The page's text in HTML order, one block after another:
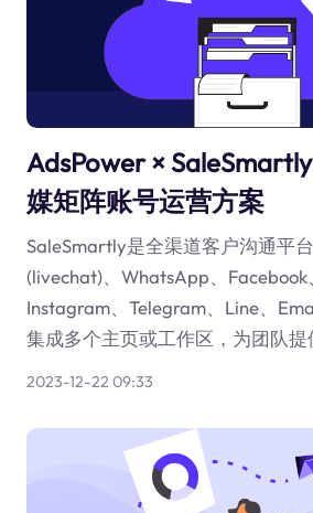
AdsPower ×
媒矩阵账号运营方案
SaleSmartly是全渠道客户沟通平
(livechat)、WhatsApp、Facebook
Instagram、Telegram、Line、
集成多个主页或工作区，为团队提
2023-12-22 09:33